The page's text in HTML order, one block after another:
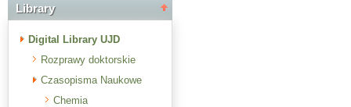
Library
Digital Library UJD
Rozprawy doktorskie
Czasopisma Naukowe
Chemia